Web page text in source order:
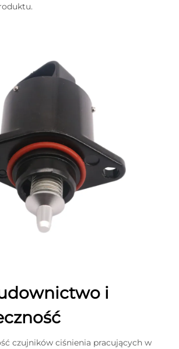
i
czujników ciśnienia pracujących w